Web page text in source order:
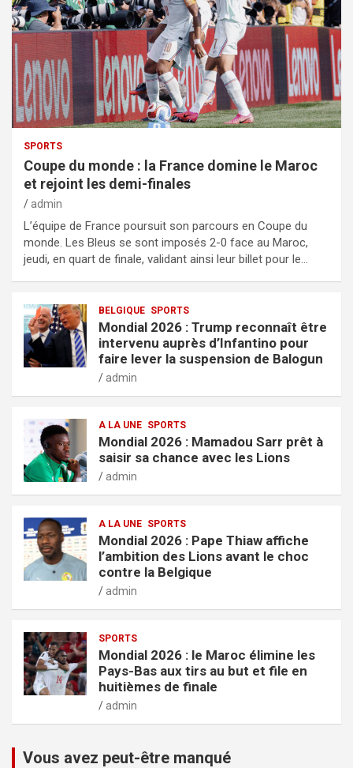
SPORTS
Coupe du monde : la France domine le Maroc
et rejoint les demi-finales
admin
L’équipe de France poursuit son parcours en Coupe du
monde. Les Bleus se sont imposés 2-0 face au Maroc,
jeudi, en quart de finale, validant ainsi leur billet pour le…
BELGIQUE SPORTS
Mondial 2026 : Trump reconnaît être
intervenu auprès d’Infantino pour
faire lever la suspension de Balogun
admin
A LA UNE SPORTS
Mondial 2026 : Mamadou Sarr prêt à
saisir sa chance avec les Lions
admin
A LA UNE SPORTS
Mondial 2026 : Pape Thiaw affiche
l’ambition des Lions avant le choc
contre la Belgique
admin
SPORTS
Mondial 2026 : le Maroc élimine les
Pays-Bas aux tirs au but et file en
huitièmes de finale
admin
Vous avez peut-être manqué